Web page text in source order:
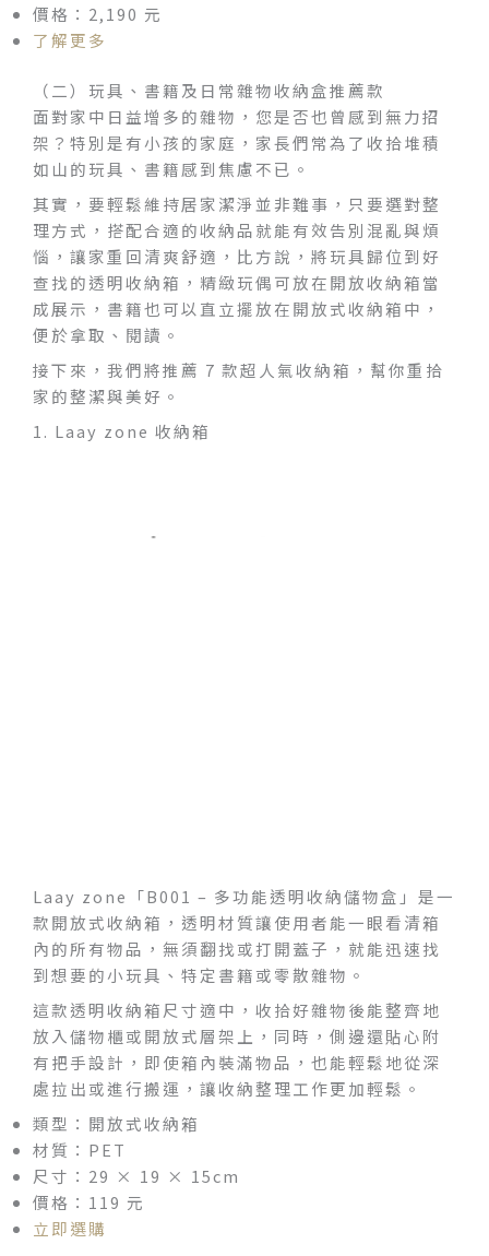
價格：2,190 元
了解更多
（二）玩具、書籍及日常雜物收納盒推薦款
面對家中日益增多的雜物，您是否也曾感到無力招
架？特別是有小孩的家庭，家長們常為了收拾堆積
如山的玩具、書籍感到焦慮不已。
其實，要輕鬆維持居家潔淨並非難事，只要選對整
理方式，搭配合適的收納品就能有效告別混亂與煩
惱，讓家重回清爽舒適，比方說，將玩具歸位到好
查找的透明收納箱，精緻玩偶可放在開放收納箱當
成展示，書籍也可以直立擺放在開放式收納箱中，
便於拿取、閱讀。
接下來，我們將推薦 7 款超人氣收納箱，幫你重拾
家的整潔與美好。
1. Laay zone 收納箱
Laay zone「B001 – 多功能透明收納儲物盒」是一
款開放式收納箱，透明材質讓使用者能一眼看清箱
內的所有物品，無須翻找或打開蓋子，就能迅速找
到想要的小玩具、特定書籍或零散雜物。
這款透明收納箱尺寸適中，收拾好雜物後能整齊地
放入儲物櫃或開放式層架上，同時，側邊還貼心附
有把手設計，即使箱內裝滿物品，也能輕鬆地從深
處拉出或進行搬運，讓收納整理工作更加輕鬆。
類型：開放式收納箱
材質：PET
尺寸：29 × 19 × 15cm
價格：119 元
立即選購